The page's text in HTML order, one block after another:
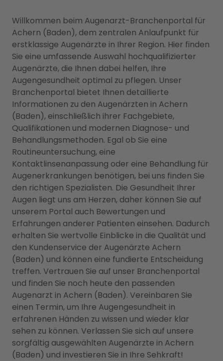
Willkommen beim Augenarzt-Branchenportal für
Achern (Baden), dem zentralen Anlaufpunkt für
erstklassige Augenärzte in Ihrer Region. Hier finden
Sie eine umfassende Auswahl hochqualifizierter
Augenärzte, die Ihnen dabei helfen, Ihre
Augengesundheit optimal zu pflegen. Unser
Branchenportal bietet Ihnen detaillierte
Informationen zu den Augenärzten in Achern
(Baden), einschließlich ihrer Fachgebiete,
Qualifikationen und modernen Diagnose- und
Behandlungsmethoden. Egal ob Sie eine
Routineuntersuchung, eine
Kontaktlinsenanpassung oder eine Behandlung für
Augenerkrankungen benötigen, bei uns finden Sie
den richtigen Spezialisten. Die Gesundheit Ihrer
Augen liegt uns am Herzen, daher können Sie auf
unserem Portal auch Bewertungen und
Erfahrungen anderer Patienten einsehen. Dadurch
erhalten Sie wertvolle Einblicke in die Qualität und
den Kundenservice der Augenärzte Achern
(Baden) und können eine fundierte Entscheidung
treffen. Vertrauen Sie auf unser Branchenportal
und finden Sie noch heute den passenden
Augenarzt in Achern (Baden). Vereinbaren Sie
einen Termin, um Ihre Augengesundheit in
erfahrenen Händen zu wissen und wieder klar
sehen zu können. Verlassen Sie sich auf unsere
sorgfältig ausgewählten Augenärzte in Achern
(Baden) und investieren Sie in Ihre Sehkraft!